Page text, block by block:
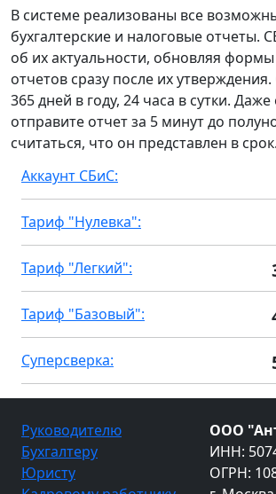
В системе реализованы все
бухгалтерские и налоговые отчеты.
об их актуальности, обновляя
отчетов сразу после их
365 дней в году, 24 часа в сутки.
отправите отчет за 5 минут до
считаться, что он представлен в срок.
Аккаунт СБиС:
Тариф "Нулевка":
Тариф "Легкий":
Тариф "Базовый":
Суперсверка:
Руководителю
Бухгалтеру
Юристу
ООО
ИНН:
ОГРН: